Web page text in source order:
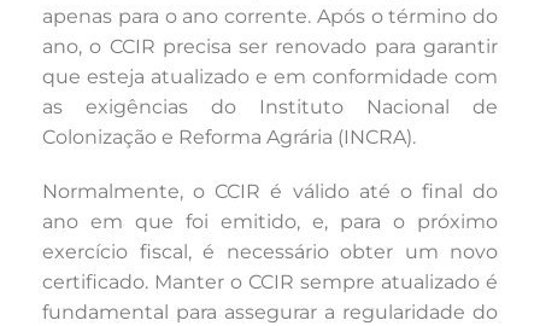
apenas para o ano corrente. Após o término do
ano, o CCIR precisa ser renovado para garantir
que esteja atualizado e em conformidade com
as exigências do Instituto Nacional de
Colonização e Reforma Agrária (INCRA).
Normalmente, o CCIR é válido até o final do
ano em que foi emitido, e, para o próximo
exercício fiscal, é necessário obter um novo
certificado. Manter o CCIR sempre atualizado é
fundamental para assegurar a regularidade do